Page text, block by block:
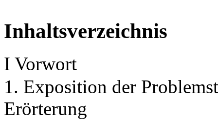
Inhaltsverzeichnis
I Vorwort
1. Exposition der
Erörterung